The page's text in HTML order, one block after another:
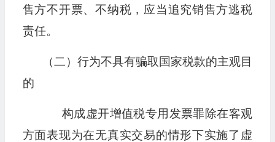
售方不开票、不纳税，应当追究销售方逃税
责任。
（二）行为不具有骗取国家税款的主观目
的
构成虚开增值税专用发票罪除在客观
方面表现为在无真实交易的情形下实施了虚